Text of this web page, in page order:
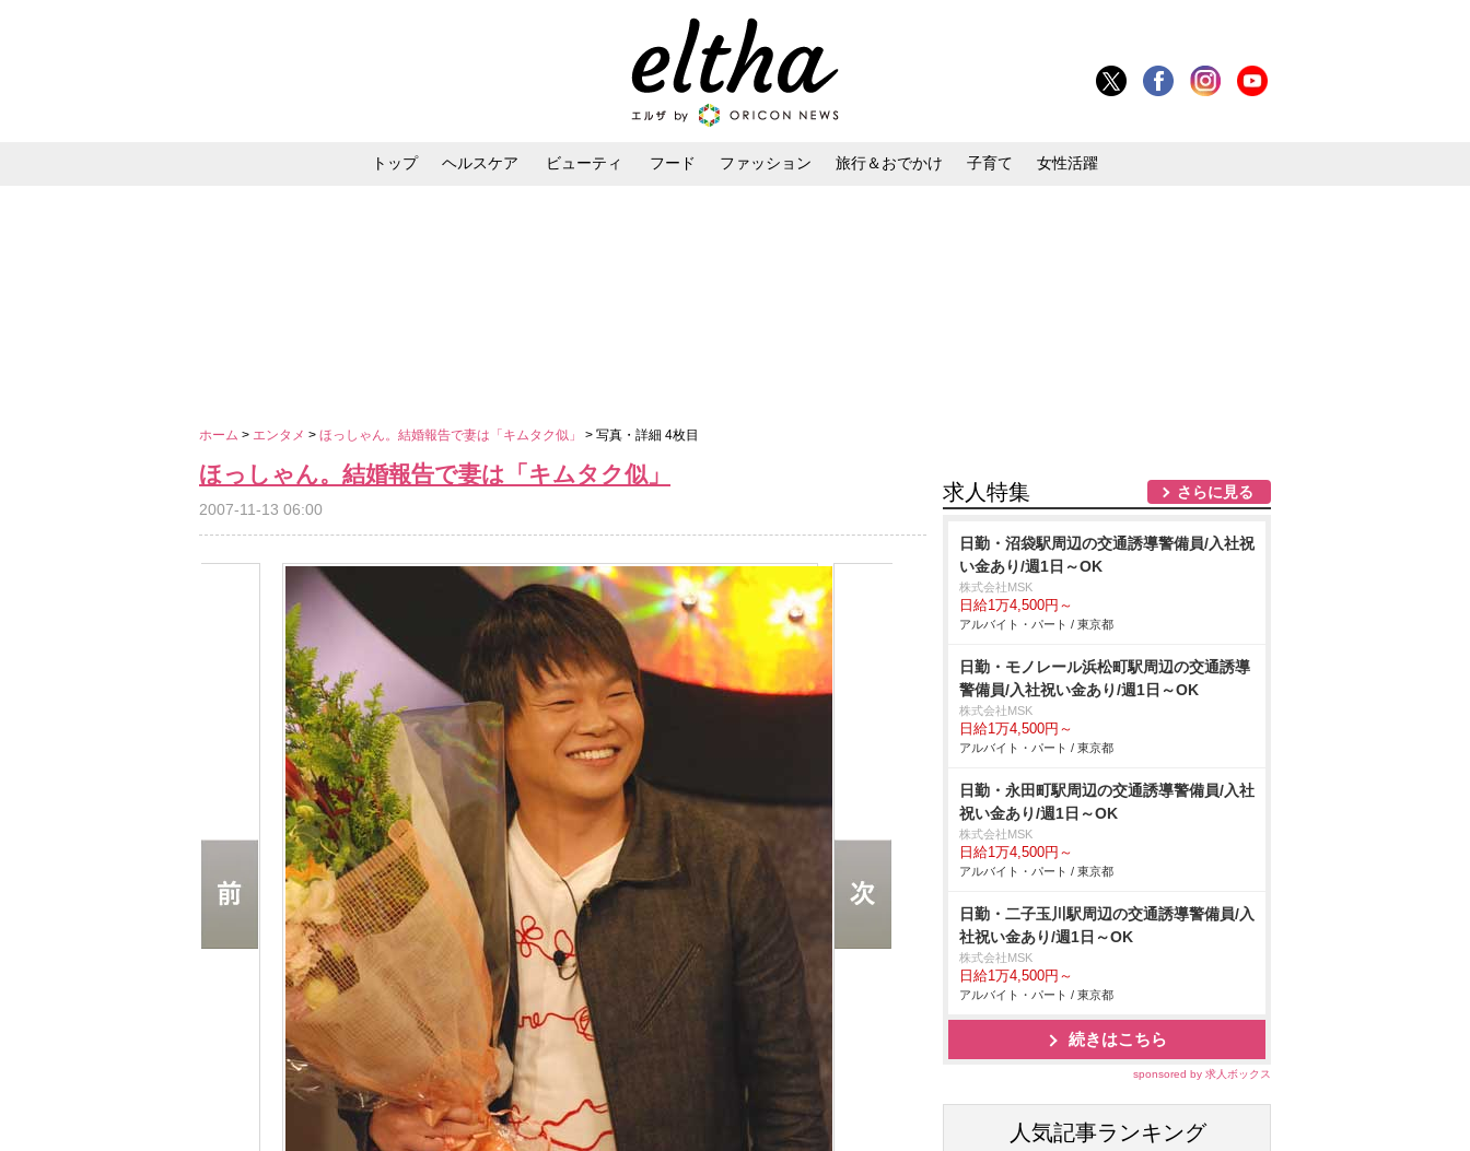
トップ ヘルスケア ビューティ フード ファッション 旅行＆おでかけ 子育て 女性活躍
ホーム > エンタメ > ほっしゃん。結婚報告で妻は「キムタク似」 > 写真・詳細 4枚目
ほっしゃん。結婚報告で妻は「キムタク似」
2007-11-13 06:00
求人特集 さらに見る
日勤・沼袋駅周辺の交通誘導警備員/入社祝
い金あり/週1日～OK
株式会社MSK
日給1万4,500円～
アルバイト・パート / 東京都
日勤・モノレール浜松町駅周辺の交通誘導
警備員/入社祝い金あり/週1日～OK
株式会社MSK
日給1万4,500円～
アルバイト・パート / 東京都
日勤・永田町駅周辺の交通誘導警備員/入社
祝い金あり/週1日～OK
株式会社MSK
日給1万4,500円～
アルバイト・パート / 東京都
日勤・二子玉川駅周辺の交通誘導警備員/入
社祝い金あり/週1日～OK
株式会社MSK
日給1万4,500円～
アルバイト・パート / 東京都
続きはこちら
sponsored by 求人ボックス
人気記事ランキング